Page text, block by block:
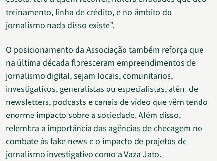
treinamento, linha de crédito, e no âmbito do
jornalismo nada disso existe”.
O posicionamento da Associação também reforça que
na última década floresceram empreendimentos de
jornalismo digital, sejam locais, comunitários,
investigativos, generalistas ou especialistas, além de
newsletters, podcasts e canais de vídeo que vêm tendo
enorme impacto sobre a sociedade. Além disso,
relembra a importância das agências de checagem no
combate às fake news e o impacto de projetos de
jornalismo investigativo como a Vaza Jato.